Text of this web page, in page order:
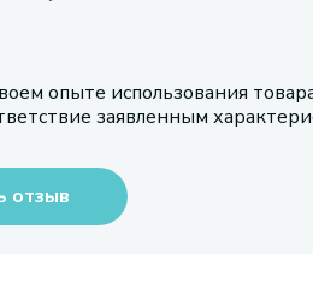
опыте использования
заявленным
отзыв